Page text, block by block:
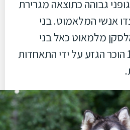
גבוהה כתוצאה מגרירת
אנשי המלאמוט. בני
מלמאוט כאל בני
. בשנת 1935 הוכר הגזע על ידי התאחדות